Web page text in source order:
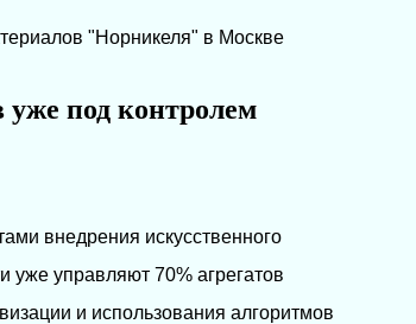
"Норникеля" в Москве
уже под контролем
внедрения искусственного
уже управляют 70% агрегатов
и использования алгоритмов